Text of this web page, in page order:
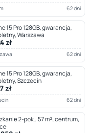
62 dni
15 Pro 128GB, gwarancja,
Warszawa
zł
62 dni
15 Pro 128GB, gwarancja,
Szczecin
zł
62 dni
2-pok., 57 m², centrum,